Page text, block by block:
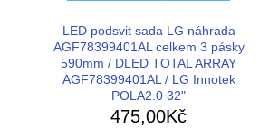
LED podsvit sada LG náhrada
AGF78399401AL celkem 3 pásky
590mm / DLED TOTAL ARRAY
AGF78399401AL / LG Innotek
POLA2.0 32"
475,00Kč